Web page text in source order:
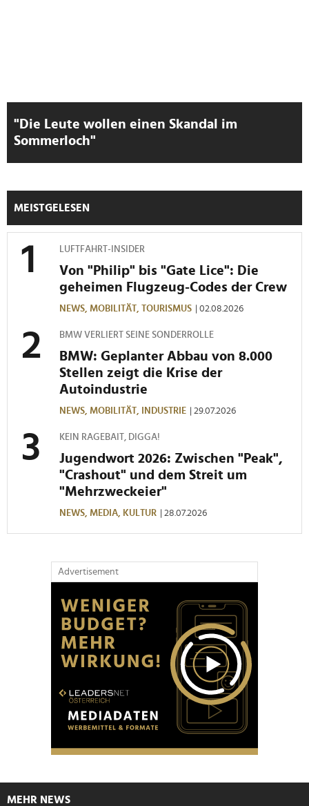
"Die Leute wollen einen Skandal im
Sommerloch"
MEISTGELESEN
LUFTFAHRT-INSIDER
Von "Philip" bis "Gate Lice": Die
geheimen Flugzeug-Codes der Crew
NEWS, MOBILITÄT, TOURISMUS | 02.08.2026
BMW VERLIERT SEINE SONDERROLLE
BMW: Geplanter Abbau von 8.000
Stellen zeigt die Krise der
Autoindustrie
NEWS, MOBILITÄT, INDUSTRIE | 29.07.2026
KEIN RAGEBAIT, DIGGA!
Jugendwort 2026: Zwischen "Peak",
"Crashout" und dem Streit um
"Mehrzweckeier"
NEWS, MEDIA, KULTUR | 28.07.2026
Advertisement
MEHR NEWS